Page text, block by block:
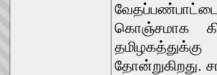
கொஞ்சமாக
தோன்றுகிறது.